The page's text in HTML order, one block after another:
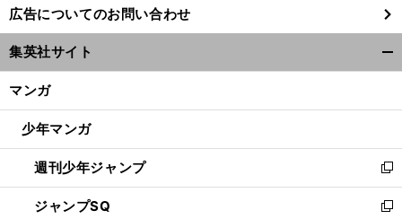
い
ウ
ィ
ン
ウ
開
く
広告についてのお問い合わせ
集英社サイト
マンガ
少年マンガ
週刊少年ジャンプ
新
し
い
ジャンプSQ
新